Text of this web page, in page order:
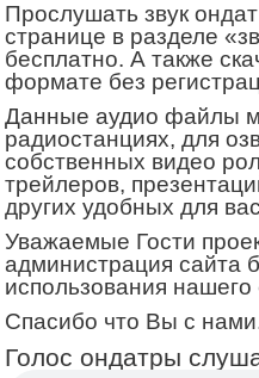
Прослушать звук
странице в разделе
бесплатно. А также
формате без
Данные аудио файлы
радиостанциях, для
собственных видео
трейлеров,
других удобных для
Уважаемые Гости
администрация сайта
использования нашего
Спасибо что Вы с
Голос ондатры